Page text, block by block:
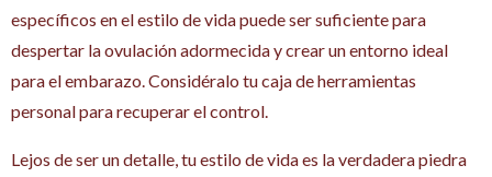
específicos en el estilo de vida puede ser suficiente para
despertar la ovulación adormecida y crear un entorno ideal
para el embarazo. Considéralo tu caja de herramientas
personal para recuperar el control.
Lejos de ser un detalle, tu estilo de vida es la verdadera piedra